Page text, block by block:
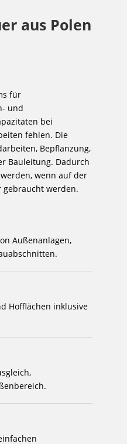
aus Polen
für
und
bei
fehlen. Die
Bepflanzung,
Bauleitung. Dadurch
wenn auf der
gebraucht werden.
Außenanlagen,
Hofflächen inklusive